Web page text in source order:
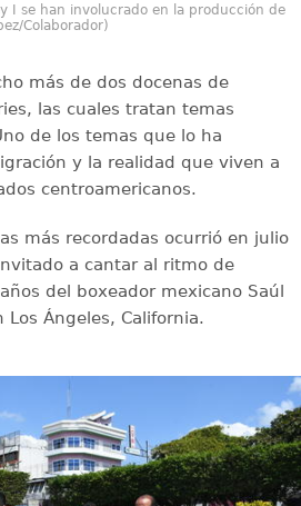
I se han involucrado en la producción de
Colaborador)
más de dos docenas de
las cuales tratan temas
de los temas que lo ha
y la realidad que viven a
centroamericanos.
más recordadas ocurrió en julio
a cantar al ritmo de
del boxeador mexicano Saúl
Los Ángeles, California.